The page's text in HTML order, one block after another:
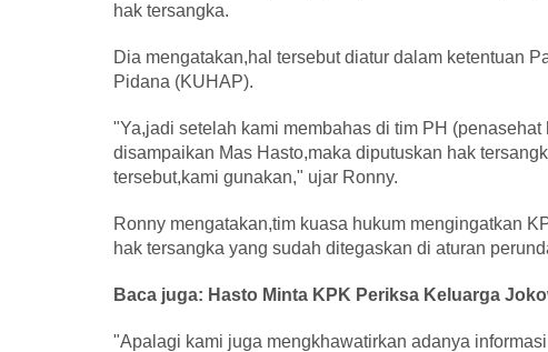
hak tersangka.
Dia mengatakan,hal tersebut diatur dalam ketentuan
Pidana (KUHAP).
"Ya,jadi setelah kami membahas di tim PH
disampaikan Mas Hasto,maka diputuskan hak
tersebut,kami gunakan," ujar Ronny.
Ronny mengatakan,tim kuasa hukum mengingatkan
hak tersangka yang sudah ditegaskan di aturan
Baca juga: Hasto Minta KPK Periksa Keluarga
"Apalagi kami juga mengkhawatirkan adanya